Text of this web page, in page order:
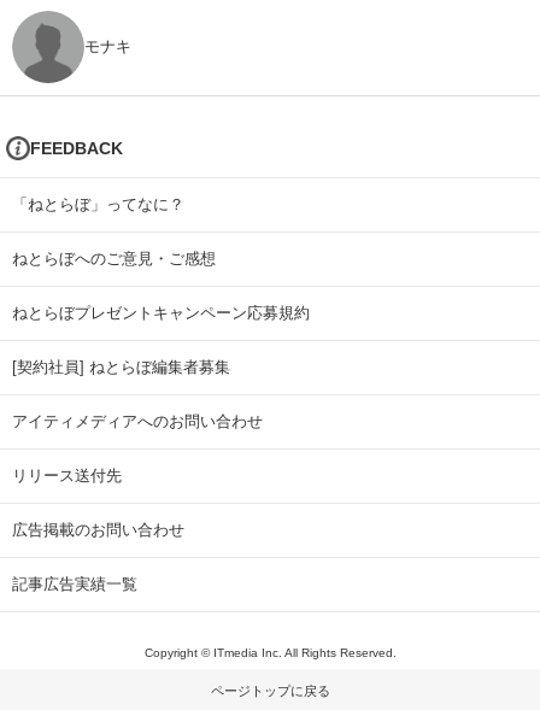
モナキ
FEEDBACK
「ねとらぼ」ってなに？
ねとらぼへのご意見・ご感想
ねとらぼプレゼントキャンペーン応募規約
[契約社員] ねとらぼ編集者募集
アイティメディアへのお問い合わせ
リリース送付先
広告掲載のお問い合わせ
記事広告実績一覧
Copyright © ITmedia Inc. All Rights Reserved.
ページトップに戻る